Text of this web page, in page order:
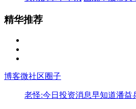
精华推荐
博客微社区圈子
老怪:今日投资消息早知道潘益